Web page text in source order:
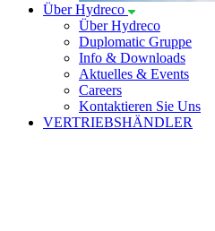
Über Hydreco
Über Hydreco
Duplomatic Gruppe
Info & Downloads
Aktuelles & Events
Careers
Kontaktieren Sie Uns
VERTRIEBSHÄNDLER